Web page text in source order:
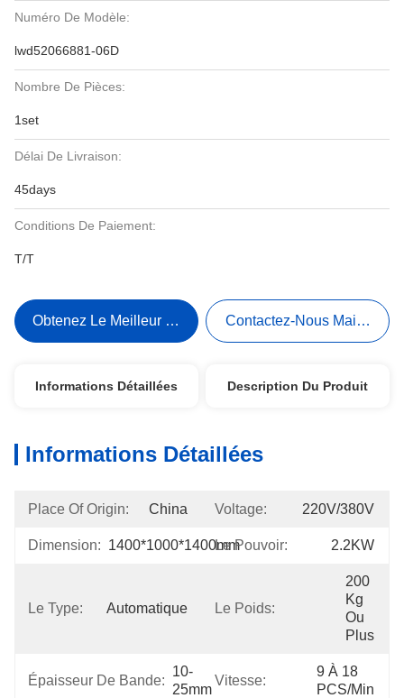
Numéro De Modèle:
lwd52066881-06D
Nombre De Pièces:
1set
Délai De Livraison:
45days
Conditions De Paiement:
T/T
Obtenez Le Meilleur Prix Contactez-Nous Maintenant
Informations Détaillées Description Du Produit
Informations Détaillées
Place Of Origin: China Voltage: 220V/380V
Dimension: 1400*1000*1400mmLe Pouvoir: 2.2KW
Le Type: Automatique Le Poids:
200
Kg
Ou
Plus
Épaisseur De Bande:
10-
25mm
Vitesse:
9 À 18
PCS/min